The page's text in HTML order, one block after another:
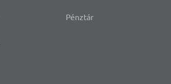
Pénztár